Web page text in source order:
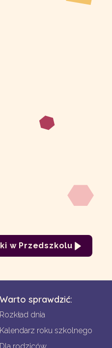
w Przedszkolu
Warto sprawdzić:
Rozkład dnia
Kalendarz roku szkolnego